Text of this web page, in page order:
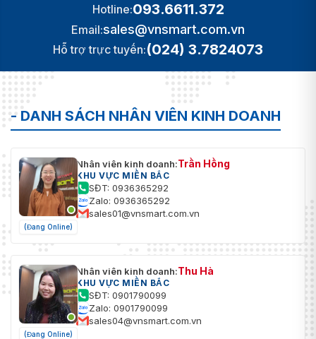
Hotline:093.6611.372
Email:sales@vnsmart.com.vn
Hỗ trợ trực tuyến:(024) 3.7824073
- DANH SÁCH NHÂN VIÊN KINH DOANH
(Đang Online)
Nhân viên kinh doanh:Trần Hồng
KHU VỰC MIỀN BẮC
SĐT: 0936365292
Zalo: 0936365292
sales01@vnsmart.com.vn
(Đang Online)
Nhân viên kinh doanh:Thu Hà
KHU VỰC MIỀN BẮC
SĐT: 0901790099
Zalo: 0901790099
sales04@vnsmart.com.vn